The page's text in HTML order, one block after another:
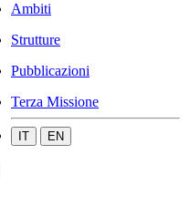
Ambiti
Strutture
Pubblicazioni
Terza Missione
IT EN